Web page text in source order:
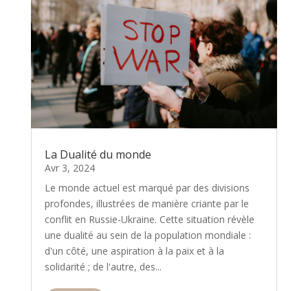
La Dualité du monde
Avr 3, 2024
Le monde actuel est marqué par des divisions
profondes, illustrées de manière criante par le
conflit en Russie-Ukraine. Cette situation révèle
une dualité au sein de la population mondiale :
d'un côté, une aspiration à la paix et à la
solidarité ; de l'autre, des...